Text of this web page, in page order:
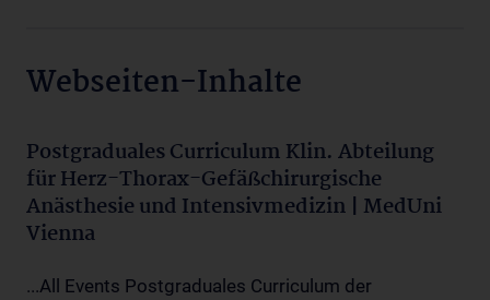
Webseiten-Inhalte
Postgraduales Curriculum Klin. Abteilung
für Herz-Thorax-Gefäßchirurgische
Anästhesie und Intensivmedizin | MedUni
Vienna
...All Events Postgraduales Curriculum der